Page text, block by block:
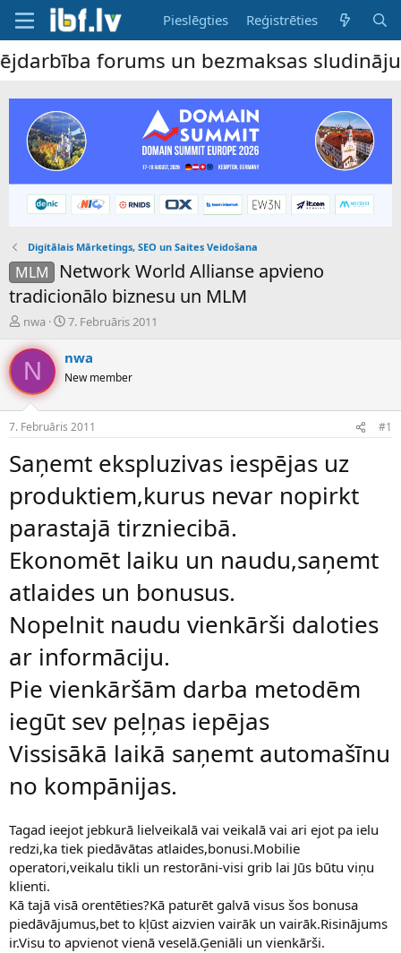
Pieslēgties Reģistrēties
forums un bezmaksas sludinājumu
Digitālais Mārketings, SEO un Saites Veidošana
MLM
Network World Allianse apvieno
tradicionālo biznesu un MLM
P
v
e
d
i
n
u
s
c
nwa
S
k
m
a
u
s
7. Februāris 2011
N nwa
New member
7. Februāris 2011 #1
Saņemt ekspluzivas iespējas uz
produktiem,kurus nevar nopirkt
parastajā tirzniecibā.
Ekonomēt laiku un naudu,saņemt
atlaides un bonusus.
Nopelnit naudu vienkārši daloties
ar informāciju.
Pie vienkāršām darba metodēm
iegūt sev peļņas iepējas
Vissisākā laikā saņemt automašīnu
no kompānijas.
Tagad ieejot jebkurā lielveikalā vai veikalā vai ari ejot pa ielu
redzi,ka tiek piedāvātas atlaides,bonusi.Mobilie
operatori,veikalu tikli un restorāni-visi grib lai Jūs būtu viņu
klienti.
Kā tajā visā orentēties?Kā paturēt galvā visus šos bonusa
piedāvājumus,bet to kļūst aizvien vairāk un vairāk.Risinājums
ir.Visu to apvienot vienā veselā.Ģeniāli un vienkārši.